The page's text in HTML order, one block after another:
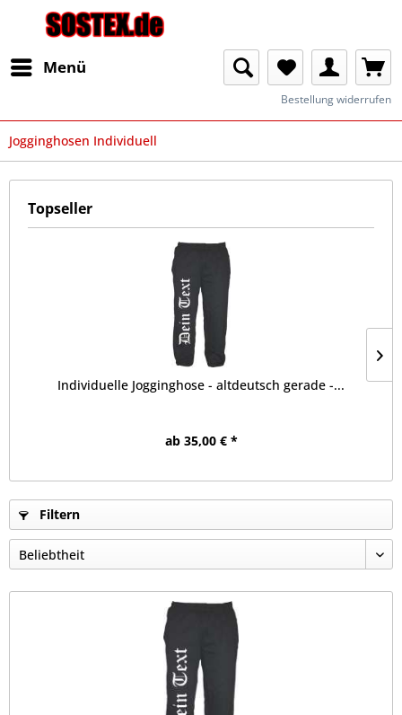
Menü
Bestellung widerrufen
Jogginghosen Individuell
Topseller
Individuelle Jogginghose - altdeutsch gerade -...
ab 35,00 € *
Filtern